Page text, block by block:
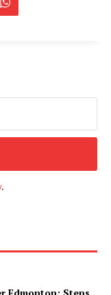
.